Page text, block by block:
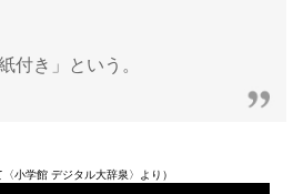
付き」という。
〈小学館 デジタル大辞泉〉より）